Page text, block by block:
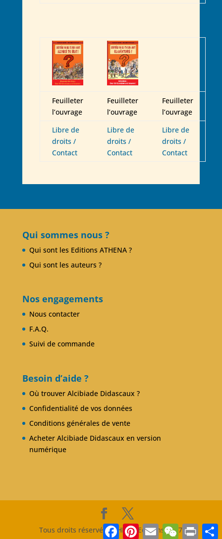
Feuilleter
l’ouvrage
Feuilleter
l’ouvrage
Feuilleter
l’ouvrage
Libre de
droits /
Contact
Libre de
droits /
Contact
Libre de
droits /
Contact
Qui sommes nous ?
Qui sont les Editions ATHENA ?
Qui sont les auteurs ?
Nos engagements
Nous contacter
F.A.Q.
Suivi de commande
Besoin d’aide ?
Où trouver Alcibiade Didascaux ?
Confidentialité de vos données
Conditions générales de vente
Acheter Alcibiade Didascaux en version
numérique
Tous droits réservés ATHENA Editions 2017
FacebookPinterest
Email WeChatPrint